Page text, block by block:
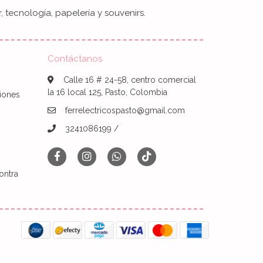
tecnología, papelería y souvenirs.
Contáctanos
Calle 16 # 24-58, centro comercial
la 16 local 125, Pasto, Colombia
ferrelectricospasto@gmail.com
3241086199 /